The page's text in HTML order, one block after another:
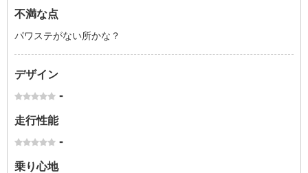
不満な点
パワステがない所かな？
デザイン
-
走行性能
-
乗り心地